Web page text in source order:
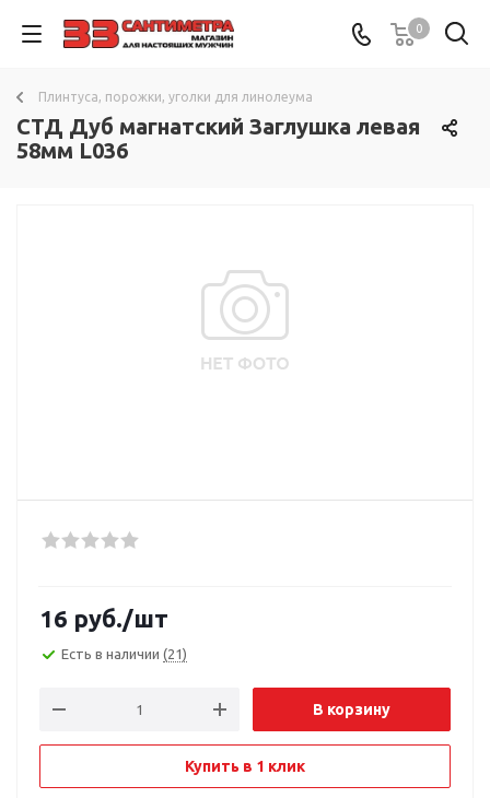
0
Плинтуса, порожки, уголки для линолеума
СТД Дуб магнатский Заглушка левая
58мм L036
16 руб./шт
Есть в наличии (21)
В корзину
Купить в 1 клик